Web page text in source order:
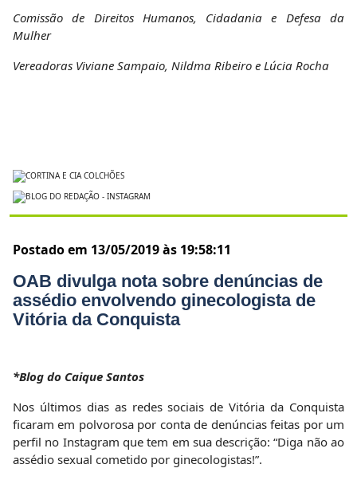
Comissão de Direitos Humanos, Cidadania e Defesa da
Mulher
Vereadoras Viviane Sampaio, Nildma Ribeiro e Lúcia Rocha
Postado em 13/05/2019 às 19:58:11
OAB divulga nota sobre denúncias de
assédio envolvendo ginecologista de
Vitória da Conquista
*Blog do Caique Santos
Nos últimos dias as redes sociais de Vitória da Conquista
ficaram em polvorosa por conta de denúncias feitas por um
perfil no Instagram que tem em sua descrição: “Diga não ao
assédio sexual cometido por ginecologistas!”.